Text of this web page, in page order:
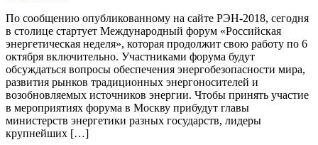
По сообщению опубликованному на сайте РЭН-2018, сегодня
в столице стартует Международный форум «Российская
энергетическая неделя», которая продолжит свою работу по 6
октября включительно. Участниками форума будут
обсуждаться вопросы обеспечения энергобезопасности мира,
развития рынков традиционных энергоносителей и
возобновляемых источников энергии. Чтобы принять участие
в мероприятиях форума в Москву прибудут главы
министерств энергетики разных государств, лидеры
крупнейших […]